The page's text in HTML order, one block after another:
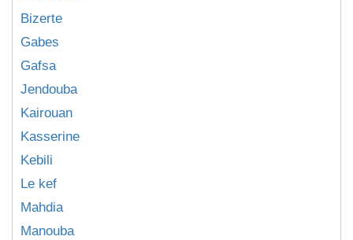
Bizerte
Gabes
Gafsa
Jendouba
Kairouan
Kasserine
Kebili
Le kef
Mahdia
Manouba